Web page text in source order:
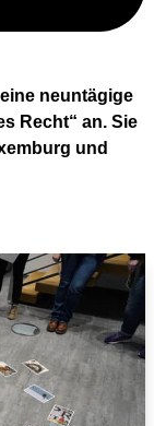
neuntägige
Recht“ an. Sie
und